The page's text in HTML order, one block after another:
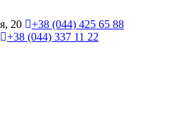
20
+38 (044) 425 65 88
+38 (044) 337 11 22